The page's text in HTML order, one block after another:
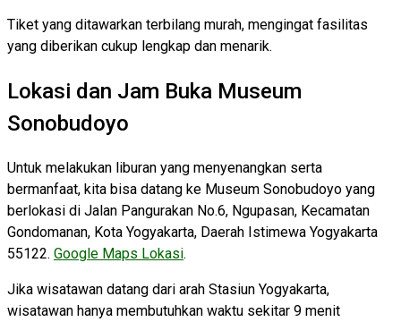
Tiket yang ditawarkan terbilang murah, mengingat fasilitas
yang diberikan cukup lengkap dan menarik.
Lokasi dan Jam Buka Museum
Sonobudoyo
Untuk melakukan liburan yang menyenangkan serta
bermanfaat, kita bisa datang ke Museum Sonobudoyo yang
berlokasi di Jalan Pangurakan No.6, Ngupasan, Kecamatan
Gondomanan, Kota Yogyakarta, Daerah Istimewa Yogyakarta
55122. Google Maps Lokasi.
Jika wisatawan datang dari arah Stasiun Yogyakarta,
wisatawan hanya membutuhkan waktu sekitar 9 menit